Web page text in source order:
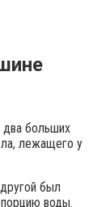
больших
лежащего у
был
воды.